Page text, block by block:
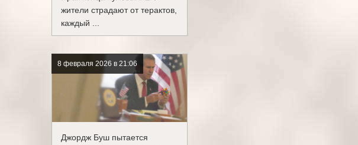
жители страдают от терактов,
каждый ...
8 февраля 2026 в 21:06
Джордж Буш пытается